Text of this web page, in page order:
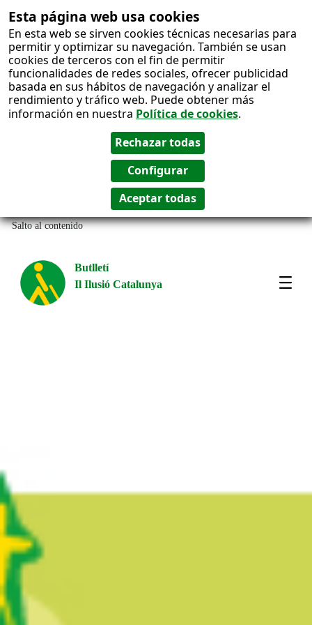
Esta página web usa cookies
En esta web se sirven cookies técnicas necesarias para
permitir y optimizar su navegación. También se usan
cookies de terceros con el fin de permitir
funcionalidades de redes sociales, ofrecer publicidad
basada en sus hábitos de navegación y analizar el
rendimiento y tráfico web. Puede obtener más
información en nuestra Política de cookies.
Salto al contenido
Butlletí
Il Ilusió Catalunya